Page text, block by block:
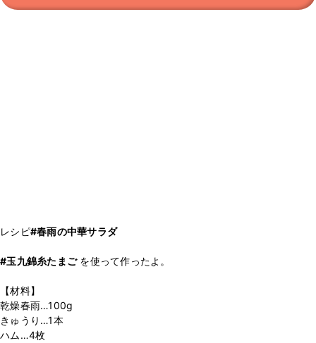
レシピ#春雨の中華サラダ
#玉九錦糸たまごを使って作ったよ。
【材料】
乾燥春雨…100g
きゅうり…1本
ハム…4枚